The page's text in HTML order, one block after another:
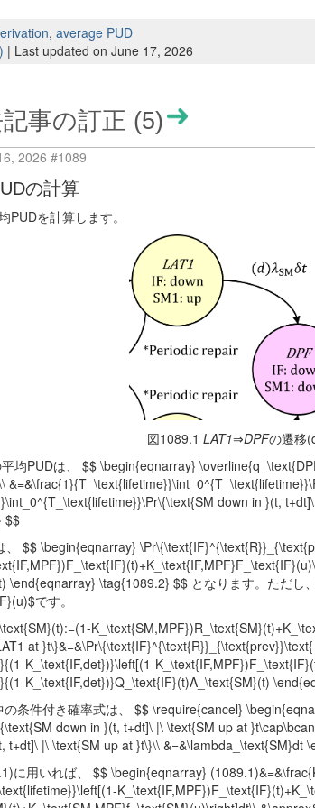
, average PUD
| Last updated on June 17, 2026
事の訂正 (5)
2026 #1089
の計算
PUDを計算します。
図1089.1 LAT1⇒DPFの遷移
均PUDは、 $$ \begin{eqnarray}
down in }(t,
$$
、 $$ \begin{eqnarray}
\end{eqnarray} \tag{1089.2} $$ となります。ただ
です。
at
K_\text{IF,det})}\left[(1-
K_\text{IF,det})}Q_\text{IF}(t)A_\text{SM}(t)
条件付き確率式は、 $$ \require{cancel}
down in }(t, t+dt]\ |\ \text{SM up at
t+dt]\ |\ \text{SM up at }t\}\\ &=&\lambda_\text{SM}dt
に用いれば、 $$ \begin{eqnarray}